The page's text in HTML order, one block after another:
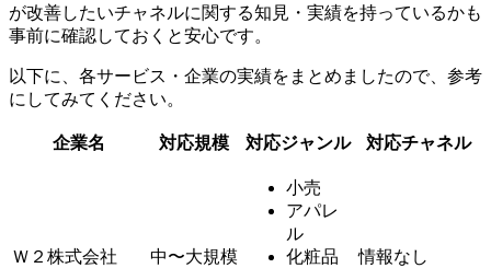
が改善したいチャネルに関する知見・実績を持っているかも
事前に確認しておくと安心です。
以下に、各サービス・企業の実績をまとめましたので、参考
にしてみてください。
企業名 対応規模 対応ジャンル 対応チャネル
Ｗ２株式会社 中〜大規模
小売
アパレ
ル
化粧品
情報なし